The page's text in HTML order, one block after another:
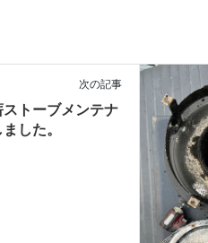
次の記事
トーブメンテナ
した。